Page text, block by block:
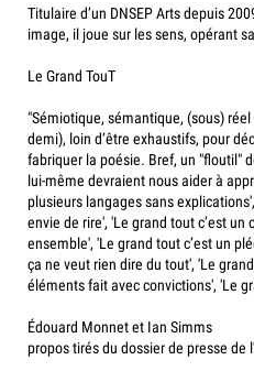
Titulaire d’un DNSEP Arts depuis
image, il joue sur les sens, opérant
Le Grand TouT
"Sémiotique, sémantique, (sous)
demi), loin d’être exhaustifs, pour
fabriquer la poésie. Bref, un "floutil"
lui-même devraient nous aider à
plusieurs langages sans
envie de rire', 'Le grand tout c’est
ensemble', 'Le grand tout c’est un
ça ne veut rien dire du tout', 'Le
éléments fait avec convictions', 'Le
Édouard Monnet et Ian Simms
propos tirés du dossier de presse